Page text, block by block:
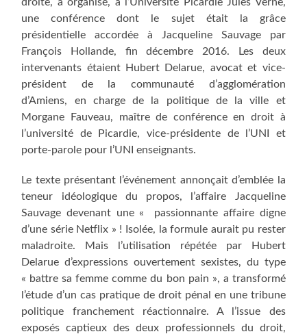
une conférence dont le sujet était la grâce
présidentielle accordée à Jacqueline Sauvage par
François Hollande, fin décembre 2016. Les deux
intervenants étaient Hubert Delarue, avocat et vice-
président de la communauté d’agglomération
d’Amiens, en charge de la politique de la ville et
Morgane Fauveau, maître de conférence en droit à
l’université de Picardie, vice-présidente de l’UNI et
porte-parole pour l’UNI enseignants.
Le texte présentant l’événement annonçait d’emblée la
teneur idéologique du propos, l’affaire Jacqueline
Sauvage devenant une « passionnante affaire digne
d’une série Netflix » ! Isolée, la formule aurait pu rester
maladroite. Mais l’utilisation répétée par Hubert
Delarue d’expressions ouvertement sexistes, du type
« battre sa femme comme du bon pain », a transformé
l’étude d’un cas pratique de droit pénal en une tribune
politique franchement réactionnaire. A l’issue des
exposés captieux des deux professionnels du droit,